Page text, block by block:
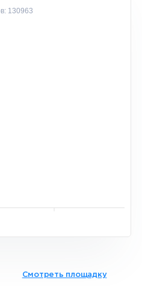
130963
Смотреть площадку